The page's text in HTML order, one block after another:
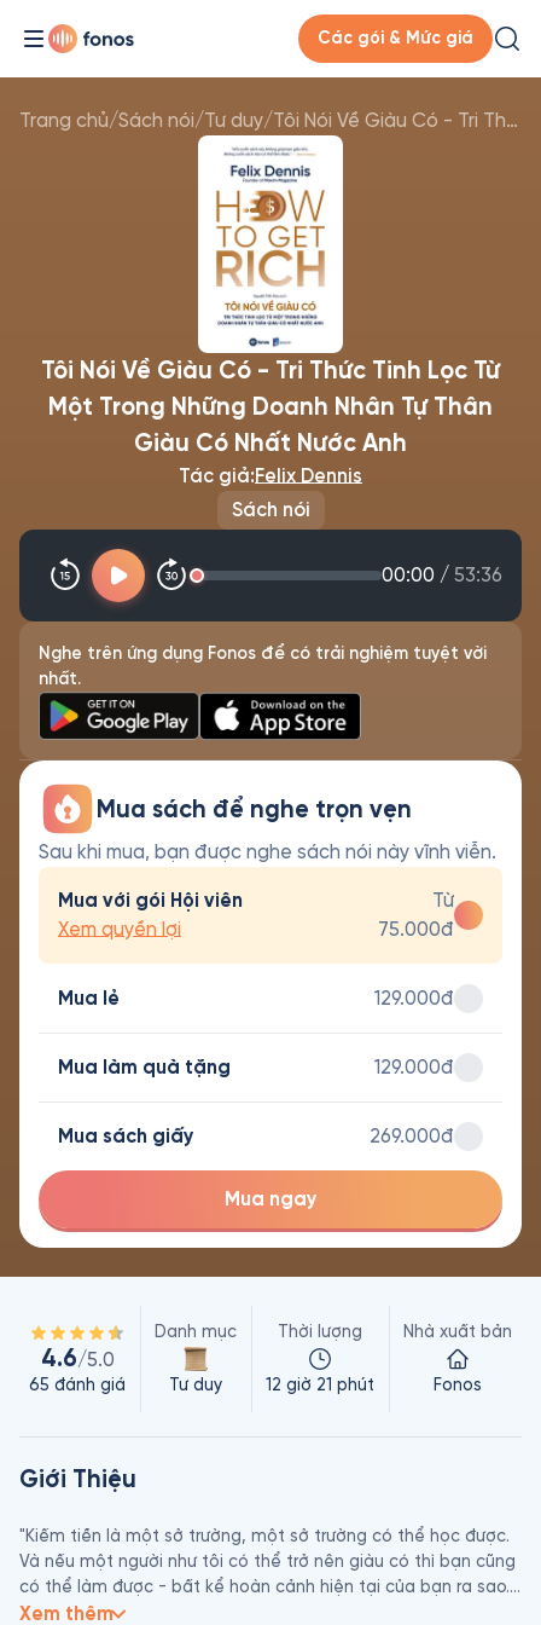
Các gói & Mức giá
Trang chủ/Sách nói/Tư duy/ Tôi Nói Về Giàu Có - Tri Thức Tinh Lọc Từ Một Trong Những Doanh Nhân Tự Thân Giàu Có Nhất Nước Anh
Sách nói
Tôi Nói Về Giàu Có - Tri Thức Tinh Lọc Từ
Một Trong Những Doanh Nhân Tự Thân
Giàu Có Nhất Nước Anh
Tác giả:Felix Dennis
00:00 / 53:36
Nghe trên ứng dụng Fonos để có trải nghiệm tuyệt vời
nhất.
Mua sách để nghe trọn vẹn
Sau khi mua, bạn được nghe sách nói này vĩnh viễn.
Mua với gói Hội viên
Xem quyền lợi
Từ
75.000đ
Mua lẻ 129.000đ
Mua làm quà tặng 129.000đ
Mua sách giấy 269.000đ
Mua ngay
4.6/5.0
65 đánh giá
Danh mục
Tư duy
Thời lượng
12 giờ 21 phút
Nhà xuất bản
Fonos
Giới Thiệu
"Kiếm tiền là một sở trường, một sở trường có thể học được.
Và nếu một người như tôi có thể trở nên giàu có thì bạn cũng
có thể làm được - bất kể hoàn cảnh hiện tại của bạn ra sao.
Đây là cách tôi đã làm và những gì tôi đã học được trong quá
Xem thêm